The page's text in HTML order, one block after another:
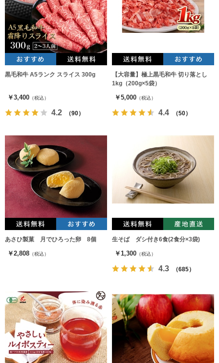
黒毛和牛 A5ランク スライス 300g
￥3,400 （税込）
4.2 （90）
【大容量】極上黒毛和牛 切り落とし
1kg（200g×5袋）
￥5,000 （税込）
4.4 （50）
あさひ製菓 月でひろった卵 8個
￥2,808 （税込）
生そば ダシ付き6食(2食分×3袋)
￥1,300 （税込）
4.3 （685）